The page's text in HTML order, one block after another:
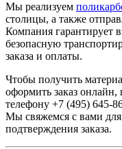
Мы реализуем
столицы, а также
Компания гарантирует
безопасную
заказа и оплаты.
Чтобы получить
оформить заказ
телефону +7 (495) 645-
Мы свяжемся с вами
подтверждения заказа.